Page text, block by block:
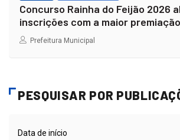
Concurso Rainha do Feijão 2026
inscrições com a maior
Prefeitura Municipal
PESQUISAR POR
Data de início